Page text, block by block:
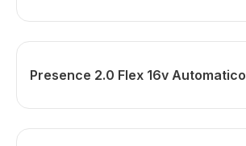
Presence 2.0 Flex 16v Automatico